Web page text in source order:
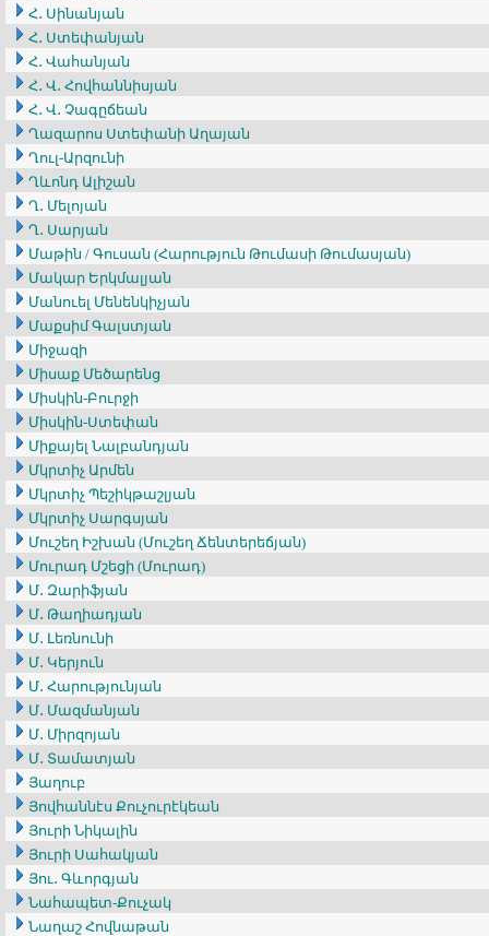
Հ․ Սինանյան
Հ․ Ստեփանյան
Հ․ Վահանյան
Հ․ Վ․ Հովհաննիսյան
Հ․ Վ․ Չագըճեան
Ղազարոս Ստեփանի Աղայան
Ղուլ-Արզունի
Ղևոնդ Ալիշան
Ղ․ Մելոյան
Ղ․ Սարյան
Մաթին / Գուսան (Հարություն Թումասի Թումասյան)
Մակար Երկմալյան
Մանուել Մենենկիչյան
Մաքսիմ Գալստյան
Միջազի
Միսաք Մեծարենց
Միսկին-Բուրջի
Միսկին-Ստեփան
Միքայել Նալբանդյան
Մկրտիչ Արմեն
Մկրտիչ Պեշիկթաշլյան
Մկրտիչ Սարգսյան
Մուշեղ Իշխան (Մուշեղ Ճենտերեճյան)
Մուրադ Մշեցի (Մուրադ)
Մ․ Զարիֆյան
Մ․ Թաղիադյան
Մ․ Լեռնունի
Մ․ Կերյուն
Մ․ Հարությունյան
Մ․ Մազմանյան
Մ․ Միրզոյան
Մ․ Տամատյան
Յաղուբ
Յովհաննէս Քուչուրէկեան
Յուրի Նիկալին
Յուրի Սահակյան
Յու․ Գևորգյան
Նահապետ-Քուչակ
Նաղաշ Հովնաթան